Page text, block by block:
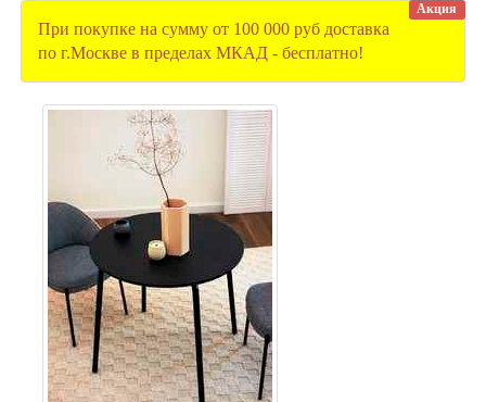
Акция
При покупке на сумму от 100 000 руб доставка
по г.Москве в пределах МКАД - бесплатно!